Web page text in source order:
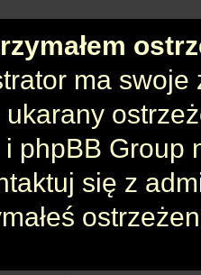
ma swoje
ukarany
phpBB Group
się z